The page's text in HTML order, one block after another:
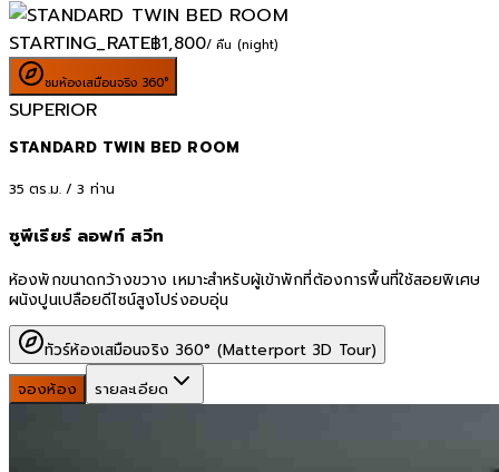
STARTING_RATE฿1,800/ คืน (night)
ชมห้องเสมือนจริง 360°
SUPERIOR
STANDARD TWIN BED ROOM
35 ตร.ม. /3 ท่าน
ซูพีเรียร์ ลอฟท์ สวีท
ห้องพักขนาดกว้างขวาง เหมาะสำหรับผู้เข้าพักที่ต้องการพื้นที่ใช้สอยพิเศษ
ผนังปูนเปลือยดีไซน์สูงโปร่งอบอุ่น
ทัวร์ห้องเสมือนจริง 360° (Matterport 3D Tour)
จองห้อง
รายละเอียด